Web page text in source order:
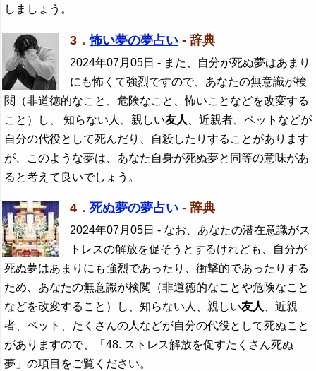
しましょう。
3．怖い夢の夢占い - 辞典
2024年07月05日 - また、自分が死ぬ夢はあまり
にも怖くて強烈ですので、あなたの無意識が検
閲（非道徳的なこと、危険なこと、怖いことなどを改変する
こと）し、 知らない人、親しい友人
、近親者、ペットなどが
自分の代役として死んだり、自殺したりすることがあります
が、このような夢は、あなた自身が死ぬ夢と同等の意味があ
ると考えて良いでしょう。
4． 死ぬ夢の夢占い - 辞典
2024年07月05日 - なお、あなたの潜在意識がス
トレスの解放を促そうとするけれども、自分が
死ぬ夢はあまりにも強烈であったり、衝撃的であったりする
ため、あなたの無意識が検閲（非道徳的なことや危険なこと
などを改変すること）し、知らない人、親しい友人
、近親
者、ペット、たくさんの人などが自分の代役として死ぬこと
がありますので、「48. ストレス解放を促すたくさん死ぬ
夢」の項目をご覧ください。